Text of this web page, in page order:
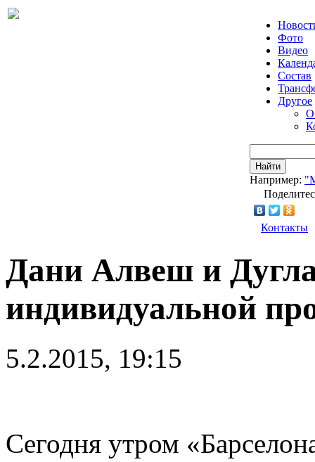
Фото
Видео
Состав
Другое
О
Найти
Например:
Контакты
Дани Алвеш и
индивидуальной
5.2.2015, 19:15
Сегодня утром